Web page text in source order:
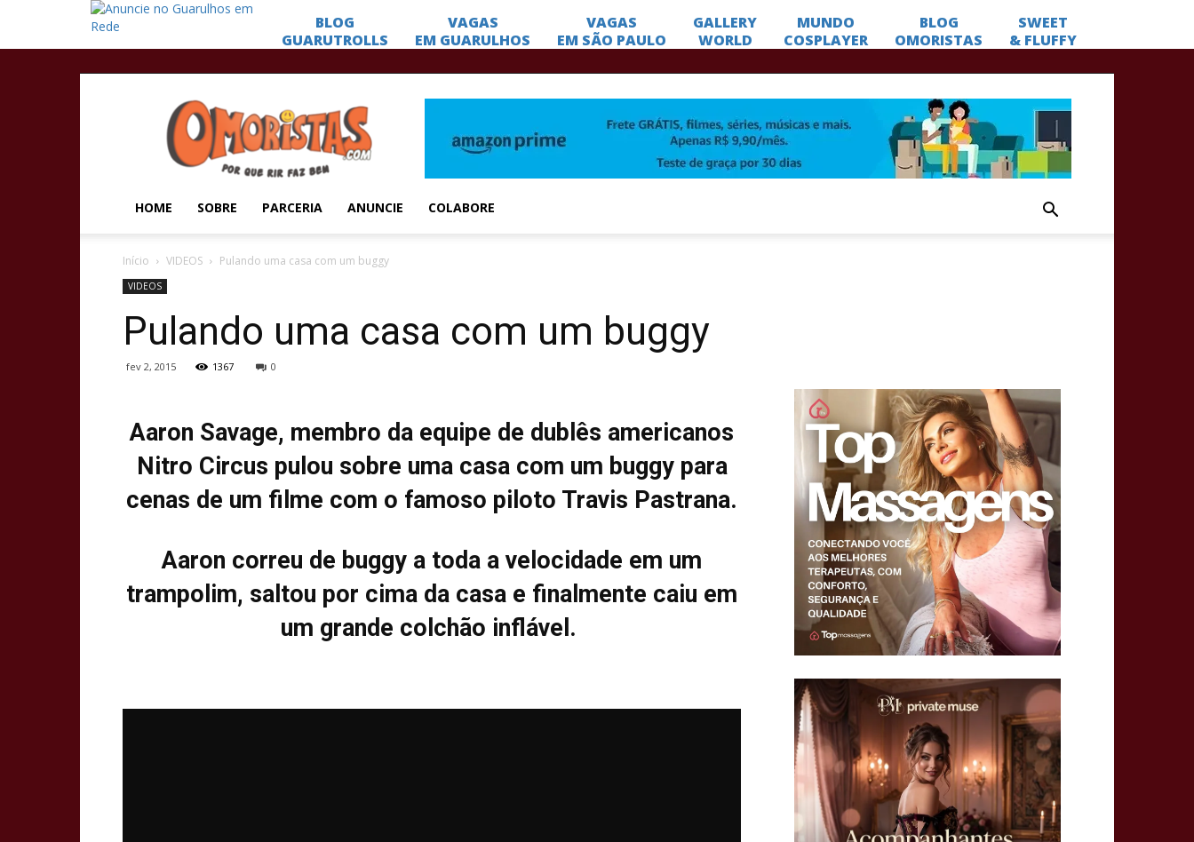
Omoristas
HOME SOBRE PARCERIA ANUNCIE COLABORE
Início VIDEOS Pulando uma casa com um buggy
VIDEOS
Pulando uma casa com um buggy
fev 2, 2015 1367 0
Aaron Savage, membro da equipe de dublês americanos
Nitro Circus pulou sobre uma casa com um buggy para
cenas de um filme com o famoso piloto Travis Pastrana.
Aaron correu de buggy a toda a velocidade em um
trampolim, saltou por cima da casa e finalmente caiu em
um grande colchão inflável.